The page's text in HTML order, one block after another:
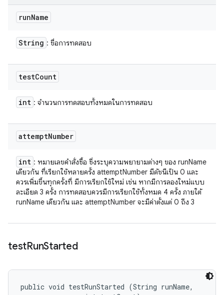
runName
String : ชื่อการทดสอบ
testCount
int : จำนวนการทดสอบทั้งหมดในการทดสอบ
attemptNumber
int : หมายเลขคำสั่งซื้อ ซึ่งระบุความพยายามต่างๆ ของ runName
เดียวกัน ที่เรียกใช้หลายครั้ง attemptNumber มีดัชนีเป็น 0 และ
ควรเพิ่มขึ้นทุกครั้งที่ มีการเรียกใช้ใหม่ เช่น หากมีการลองใหม่แบบ
ละเอียด 3 ครั้ง การทดสอบควรมีการเรียกใช้ทั้งหมด 4 ครั้ง ภายใต้
runName เดียวกัน และ attemptNumber จะมีค่าตั้งแต่ 0 ถึง 3
testRunStarted
public void testRunStarted (String runName,